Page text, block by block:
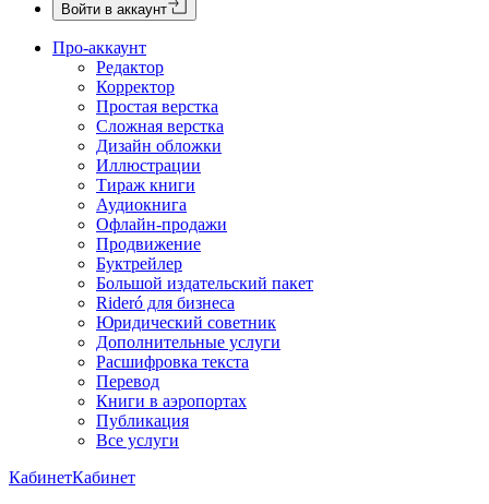
Войти в аккаунт
Про-аккаунт
Редактор
Корректор
Простая верстка
Сложная верстка
Дизайн обложки
Иллюстрации
Тираж книги
Аудиокнига
Офлайн-продажи
Продвижение
Буктрейлер
Большой издательский пакет
Rideró для бизнеса
Юридический советник
Дополнительные услуги
Расшифровка текста
Перевод
Книги в аэропортах
Публикация
Все услуги
КабинетКабинет